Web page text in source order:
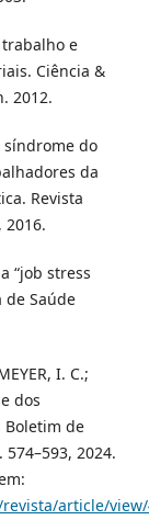
trabalho e
Ciência &
2012.
síndrome do
da
Revista
2016.
“job stress
de Saúde
I. C.;
dos
de
574–593, 2024.
article/